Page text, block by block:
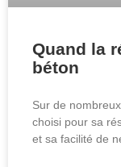
Quand la
béton
Sur de
choisi pour sa
et sa facilité de